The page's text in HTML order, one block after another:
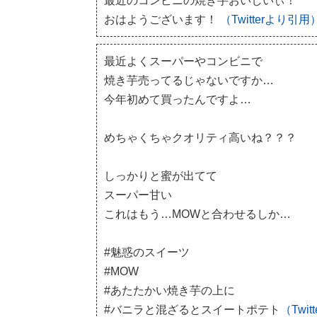
おはようございます！
（Twitterより引用）
最近よくスーパーやコンビニで
焼き芋売ってるじゃないですか…
今年初めて買ったんですよ…
めちゃくちゃクオリティ高いね？？？
しっかりと蜜が出てて
スーパー甘い
これはもう…MOWと合わせるしか…
#魅惑のスイーツ
#MOW
#あたたかい焼き芋の上に
#バニラと混ざるとスイートポテト
（